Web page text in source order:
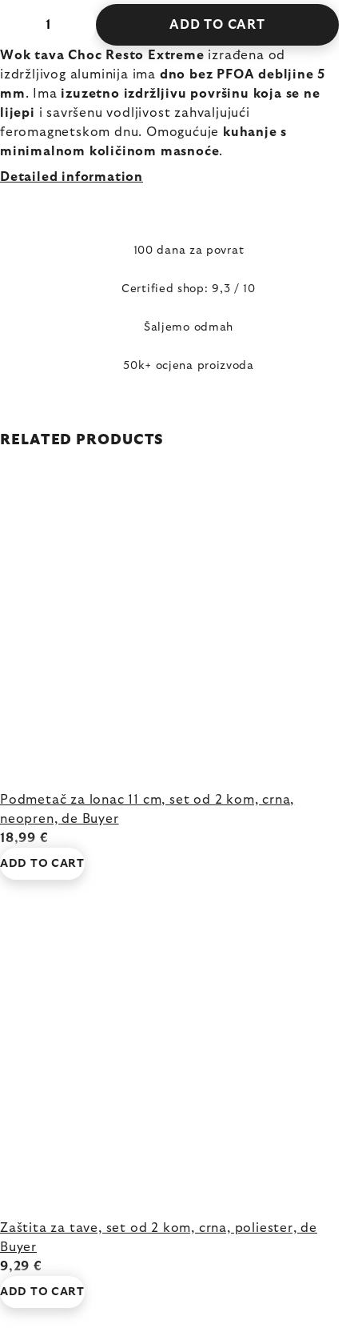
ADD TO CART
Wok tava Choc Resto Extreme izrađena od
izdržljivog aluminija ima dno bez PFOA debljine 5
mm. Ima izuzetno izdržljivu površinu koja se ne
lijepi i savršenu vodljivost zahvaljujući
feromagnetskom dnu. Omogućuje
kuhanje s
minimalnom količinom masnoće.
Detailed information
100 dana za povrat
Certified shop: 9,3 / 10
Šaljemo odmah
50k+ ocjena proizvoda
RELATED PRODUCTS
Podmetač za lonac 11 cm, set od 2 kom, crna,
neopren, de Buyer
18,99 €
ADD TO CART
Zaštita za tave, set od 2 kom, crna, poliester, de
Buyer
9,29 €
ADD TO CART